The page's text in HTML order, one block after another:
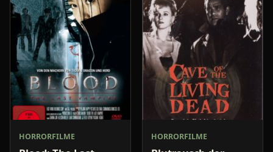
Genmanipulation die
und vergewaltigte die
Frau vor den Augen des
gefessel
HORRORFILME HORRORFILME